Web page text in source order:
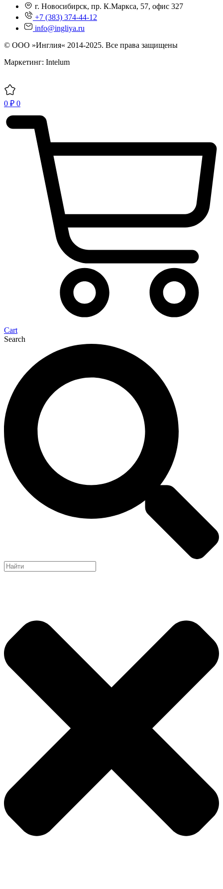
г. Новосибирск, пр. К.Маркса, 57, офис 327
+7 (383) 374-44-12
info@ingliya.ru
© ООО »Инглия« 2014-2025. Все права защищены
Маркетинг: Intelum
0 ₽ 0
Cart
Search